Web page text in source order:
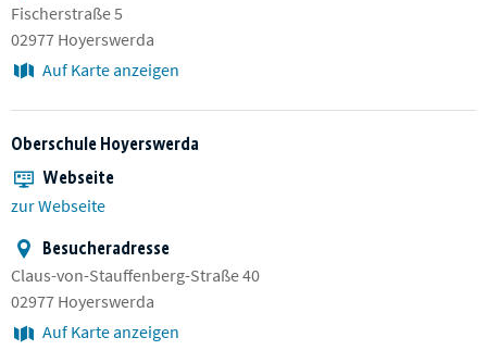
Fischerstraße 5
02977 Hoyerswerda
Auf Karte anzeigen
Oberschule Hoyerswerda
Webseite
zur Webseite
Besucheradresse
Claus-von-Stauffenberg-Straße 40
02977 Hoyerswerda
Auf Karte anzeigen